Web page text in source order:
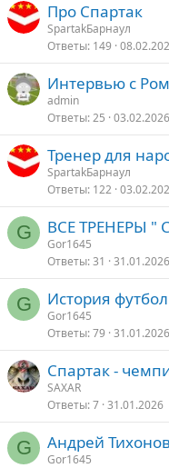
Про Спартак
SpartakБарнаул
Ответы 149
Интервью с
admin
Ответы 25 03.02.2026
Тренер для
SpartakБарнаул
Ответы 122
G ВСЕ ТРЕНЕРЫ "
Gor1645
Ответы 31 31.01.2026
G История
Gor1645
Ответы 79 31.01.2026
Спартак -
SAXAR
Ответы 7 31.01.2026
G Андрей Тихонов
Gor1645